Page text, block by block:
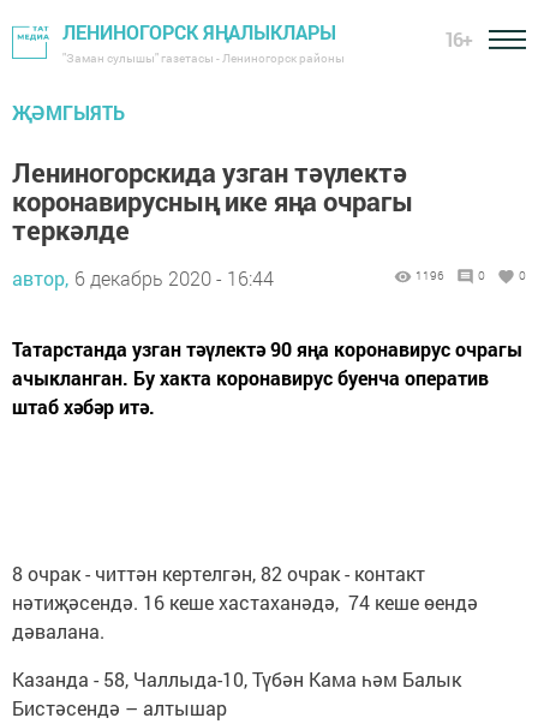
ЛЕНИНОГОРСК ЯҢАЛЫКЛАРЫ
"Заман сулышы" газетасы - Лениногорск районы
16+
ҖӘМГЫЯТЬ
Лениногорскида узган тәүлектә
коронавирусның ике яңа очрагы
теркәлде
автор, 6 декабрь 2020 - 16:44 1196 0 0
Татарстанда узган тәүлектә 90 яңа коронавирус очрагы
ачыкланган. Бу хакта коронавирус буенча оператив
штаб хәбәр итә.
8 очрак - читтән кертелгән, 82 очрак - контакт
нәтиҗәсендә. 16 кеше хастаханәдә, 74 кеше өендә
дәвалана.
Казанда - 58, Чаллыда-10, Түбән Кама һәм Балык
Бистәсендә – алтышар